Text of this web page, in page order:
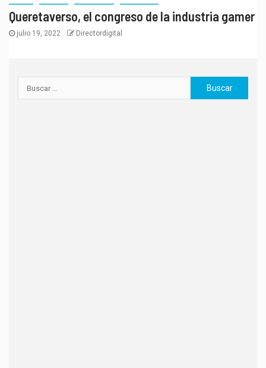
Queretaverso, el congreso de la industria gamer
julio 19, 2022 Directordigital